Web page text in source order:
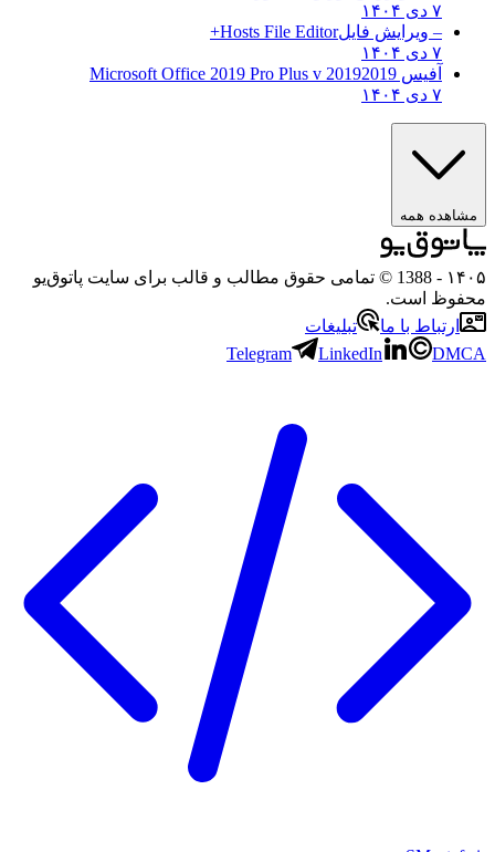
– ویرایش فایلHosts File Editor+
آفیس 2019
2019 Microsoft Office 2019 Pro Plus v
همه
- 1388 © تمامی حقوق مطالب و قالب برای سایت پاتوق‌یو
است.
با ما
تبلیغات
Telegram
LinkedIn